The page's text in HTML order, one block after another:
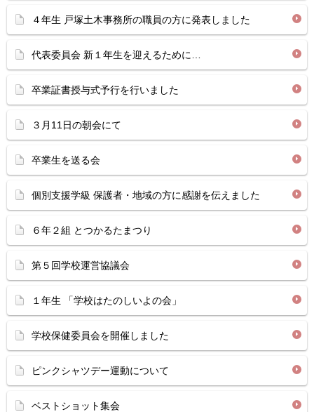
４年生 戸塚土木事務所の職員の方に発表しました
代表委員会 新１年生を迎えるために…
卒業証書授与式予行を行いました
３月11日の朝会にて
卒業生を送る会
個別支援学級 保護者・地域の方に感謝を伝えました
６年２組 とつかるたまつり
第５回学校運営協議会
１年生 「学校はたのしいよの会」
学校保健委員会を開催しました
ピンクシャツデー運動について
ベストショット集会